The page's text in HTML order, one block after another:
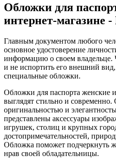
Обложки для
интернет-магазине
Главным документом любого
основное удостоверение
информацию о своем владельце.
и не испортить его внешний вид,
специальные обложки.
Обложки для паспорта женские
выглядят стильно и
оригинальностью и
представлены аксессуары
игрушек, столиц и крупных
достопримечательностей,
Обложка поможет подчеркнуть
нрав своей обладательницы.